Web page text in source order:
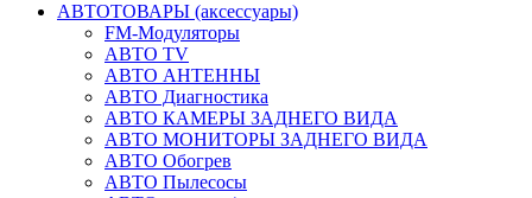
АВТОТОВАРЫ (аксессуары)
FM-Модуляторы
АВТО TV
АВТО АНТЕННЫ
АВТО Диагностика
АВТО КАМЕРЫ ЗАДНЕГО ВИДА
АВТО МОНИТОРЫ ЗАДНЕГО ВИДА
АВТО Обогрев
АВТО Пылесосы